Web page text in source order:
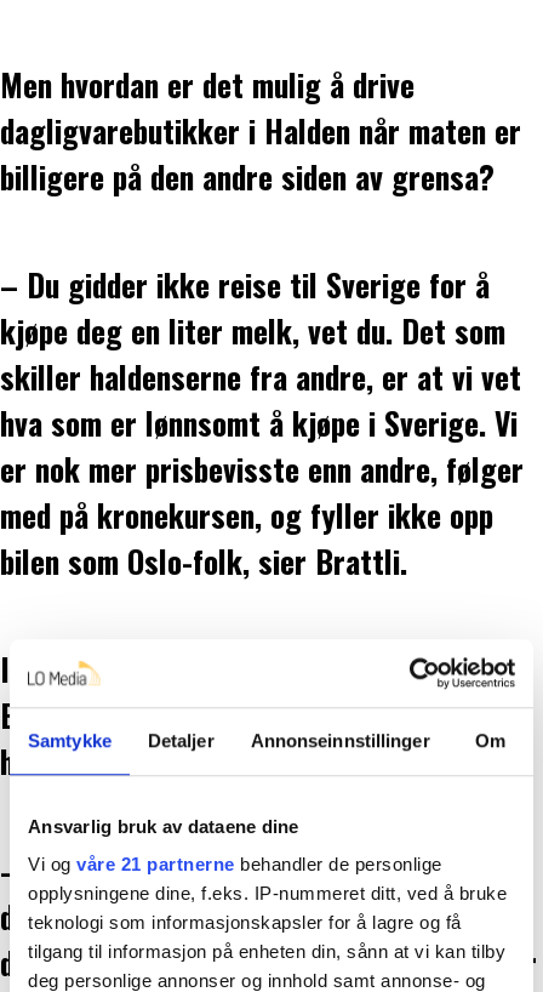
Samtykke Detaljer Annonseinnstillinger Om
Ansvarlig bruk av dataene dine
Vi og våre 21 partnerne behandler de personlige
opplysningene dine, f.eks. IP-nummeret ditt, ved å bruke
teknologi som informasjonskapsler for å lagre og få
tilgang til informasjon på enheten din, sånn at vi kan tilby
deg personlige annonser og innhold samt annonse- og
Men hvordan er det mulig å drive
dagligvarebutikker i Halden når maten er
billigere på den andre siden av grensa?
– Du gidder ikke reise til Sverige for å
kjøpe deg en liter melk, vet du. Det som
skiller haldenserne fra andre, er at vi vet
hva som er lønnsomt å kjøpe i Sverige. Vi
er nok mer prisbevisste enn andre, følger
med på kronekursen, og fyller ikke opp
bilen som Oslo-folk, sier Brattli.
Inne i dagligvarebutikken Meny finner vi
Bjørn og Annbjørg Gundersen. Hvorfor
handler de her, og ikke i Sverige?
– Det er så mye folk på Nordby-senteret,
det tar så mye tid i kassa. Dessuten er
det ikke alt som er billigere i Sverige, sier